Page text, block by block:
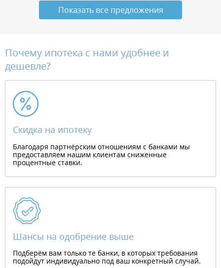
Показать все предложения
Почему ипотека с нами удобнее и
дешевле?
Скидка на ипотеку
Благодаря партнёрским отношениям с банками мы
предоставляем нашим клиентам сниженные
процентные ставки.
Шансы на одобрение выше
Подберём вам только те банки, в которых требования
подойдут индивидуально под ваш конкретный случай.